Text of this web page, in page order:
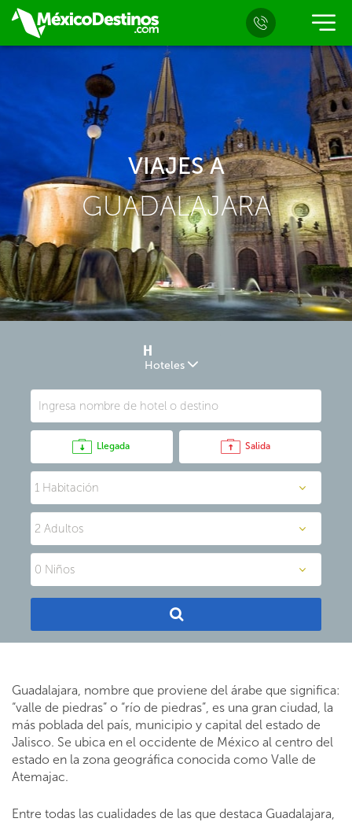
VIAJES A
GUADALAJARA
Hoteles
Llegada Salida
Guadalajara, nombre que proviene del árabe que significa:
“valle de piedras” o “río de piedras”, es una gran ciudad, la
más poblada del país, municipio y capital del estado de
Jalisco. Se ubica en el occidente de México al centro del
estado en la zona geográfica conocida como Valle de
Atemajac.
Entre todas las cualidades de las que destaca Guadalajara,